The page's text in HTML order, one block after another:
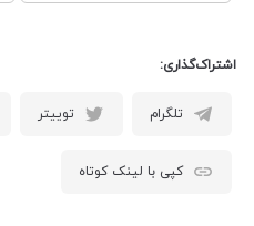
اشتراک‌گذاری:
تلگرام توییتر
کپی با لینک کوتاه